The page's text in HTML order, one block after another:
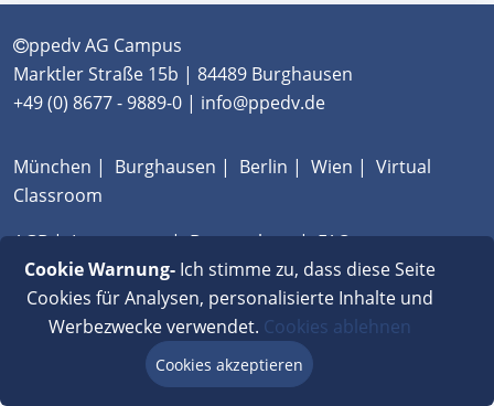
ppedv AG Campus
Marktler Straße 15b | 84489 Burghausen
+49 (0) 8677 - 9889-0 | info@ppedv.de
München | Burghausen | Berlin | Wien | Virtual
Classroom
AGB|Impressum|Datenschutz|FAQ
Cookie Warnung-Ich stimme zu, dass diese Seite
Cookies für Analysen, personalisierte Inhalte und
Werbezwecke verwendet. Cookies ablehnen
Cookies akzeptieren